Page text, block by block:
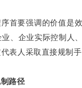
首要强调的价值是
、企业实际控制人
表人采取直接规制
路径